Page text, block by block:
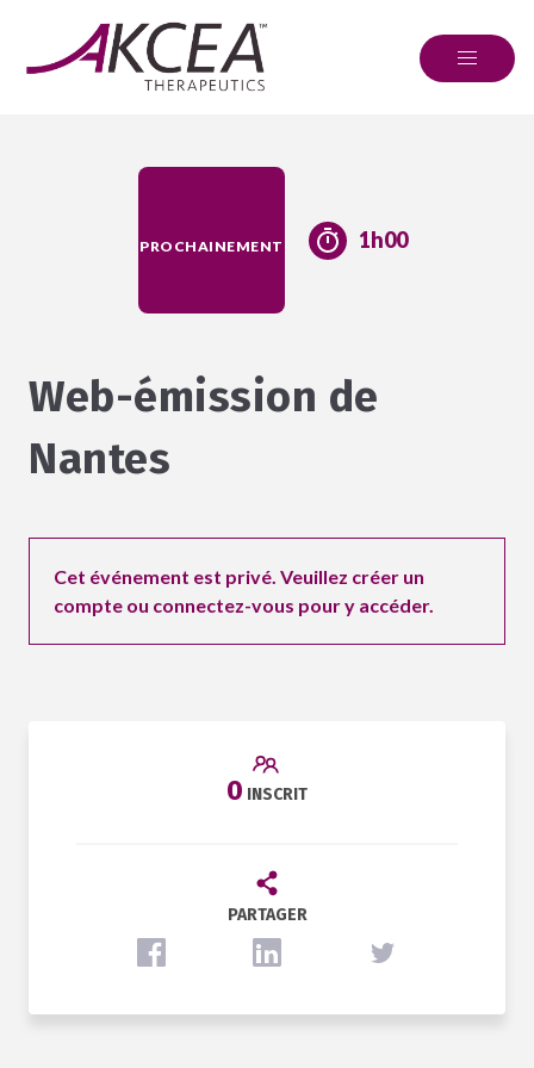
PROCHAINEMENT 1h00
Web-émission de
Nantes
Cet événement est privé. Veuillez créer un
compte ou connectez-vous pour y accéder.
0 INSCRIT
PARTAGER